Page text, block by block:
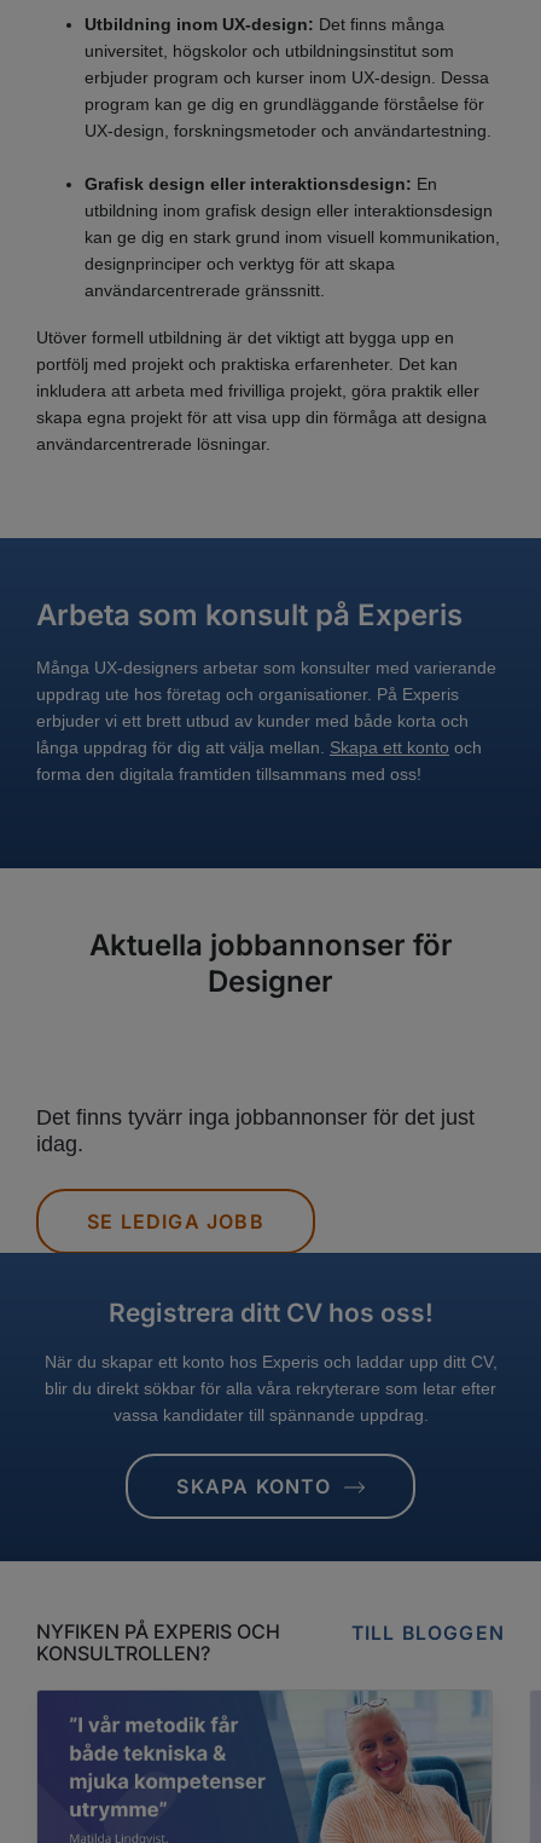
Utbildning inom UX-design: Det finns många
universitet, högskolor och utbildningsinstitut som
erbjuder program och kurser inom UX-design. Dessa
program kan ge dig en grundläggande förståelse för
UX-design, forskningsmetoder och användartestning.
Grafisk design eller interaktionsdesign: En
utbildning inom grafisk design eller interaktionsdesign
kan ge dig en stark grund inom visuell kommunikation,
designprinciper och verktyg för att skapa
användarcentrerade gränssnitt.
Utöver formell utbildning är det viktigt att bygga upp en
portfölj med projekt och praktiska erfarenheter. Det kan
inkludera att arbeta med frivilliga projekt, göra praktik eller
skapa egna projekt för att visa upp din förmåga att designa
användarcentrerade lösningar.
Arbeta som konsult på Experis
Många UX-designers arbetar som konsulter med varierande
uppdrag ute hos företag och organisationer. På Experis
erbjuder vi ett brett utbud av kunder med både korta och
långa uppdrag för dig att välja mellan. Skapa ett konto och
forma den digitala framtiden tillsammans med oss!
Aktuella jobbannonser för
Designer
Det finns tyvärr inga jobbannonser för det just
idag.
SE LEDIGA JOBB
Registrera ditt CV hos oss!
När du skapar ett konto hos Experis och laddar upp ditt CV,
blir du direkt sökbar för alla våra rekryterare som letar efter
vassa kandidater till spännande uppdrag.
SKAPA KONTO
NYFIKEN PÅ EXPERIS OCH
KONSULTROLLEN?
TILL BLOGGEN